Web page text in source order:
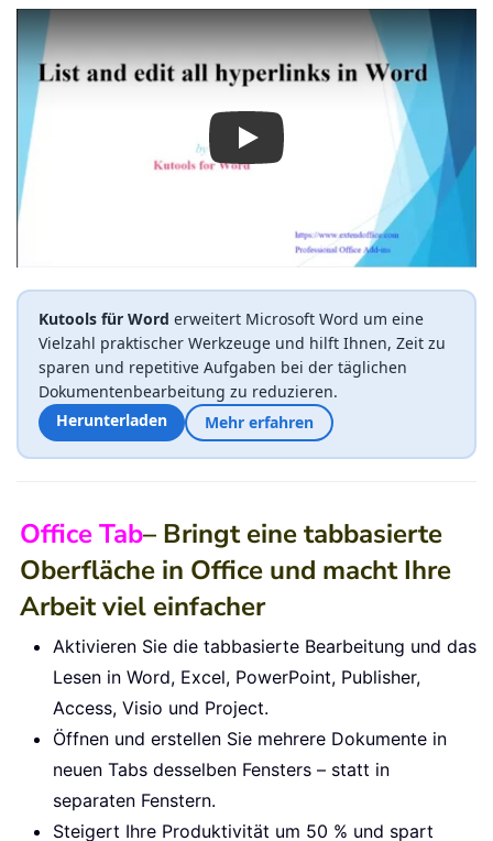
Play
Kutools für Word erweitert Microsoft Word um eine
Vielzahl praktischer Werkzeuge und hilft Ihnen, Zeit zu
sparen und repetitive Aufgaben bei der täglichen
Dokumentenbearbeitung zu reduzieren.
Herunterladen
Mehr erfahren
Office Tab– Bringt eine tabbasierte
Oberfläche in Office und macht Ihre
Arbeit viel einfacher
Aktivieren Sie die tabbasierte Bearbeitung und das
Lesen in Word, Excel, PowerPoint, Publisher,
Access, Visio und Project.
Öffnen und erstellen Sie mehrere Dokumente in
neuen Tabs desselben Fensters – statt in
separaten Fenstern.
Steigert Ihre Produktivität um 50 % und spart